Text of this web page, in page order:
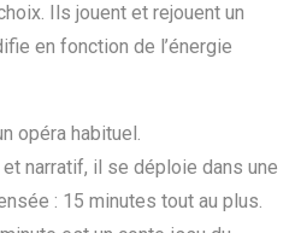
Ils jouent et rejouent un
en fonction de l’énergie
opéra habituel.
narratif, il se déploie dans une
: 15 minutes tout au plus.